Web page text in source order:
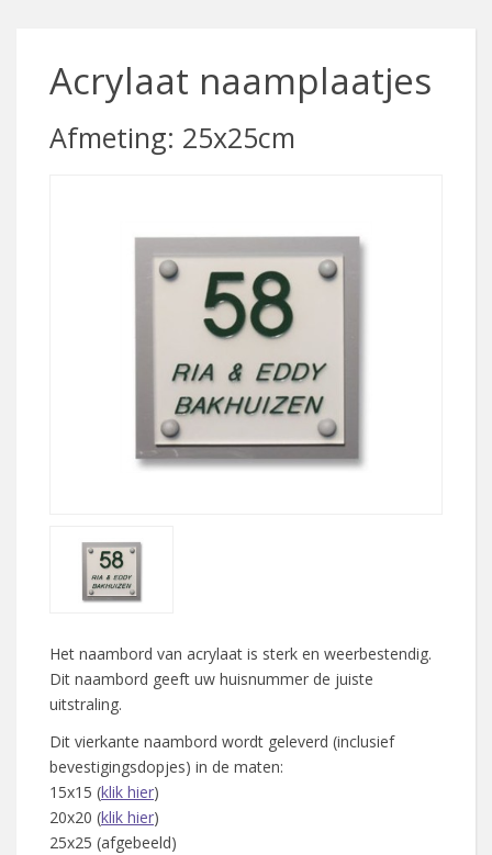
Acrylaat naamplaatjes
Afmeting: 25x25cm
Het naambord van acrylaat is sterk en weerbestendig.
Dit naambord geeft uw huisnummer de juiste
uitstraling.
Dit vierkante naambord wordt geleverd (inclusief
bevestigingsdopjes) in de maten:
15x15 (klik hier)
20x20 (klik hier)
25x25 (afgebeeld)